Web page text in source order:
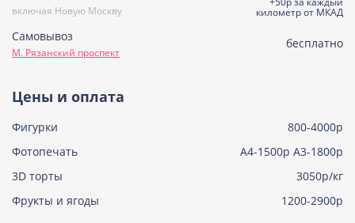
Узнать подробнее о начинке
Узнать подробнее о начинке
включая Новую Москву километр от МКАД
Самовывоз
М. Рязанский проспект
бесплатно
Цены и оплата
Фигурки
800-4000р
Фотопечать
А4-1500р А3-1800р
3D торты
3050р/кг
Фрукты и ягоды
1200-2900р